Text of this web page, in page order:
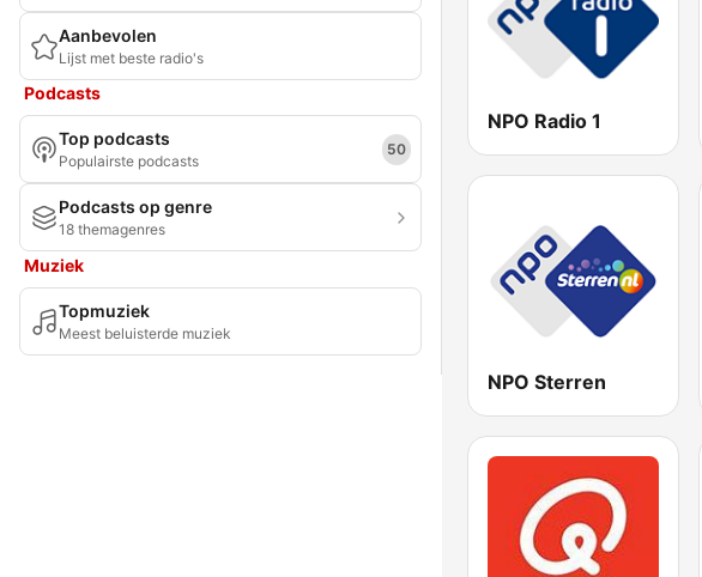
Aanbevolen
Lijst met beste radio's
Podcasts
Top podcasts
Populairste podcasts
50
Podcasts op genre
18 themagenres
Muziek
Topmuziek
Meest beluisterde muziek
NPO Radio 1
NPO Sterren